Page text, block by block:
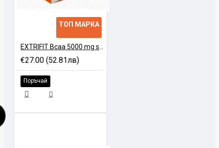
ТОП МАРКА
EXTRIFIT Bcaa 5000 mg shot - 15x90 ml
€27.00 (52.81лв)
Поръчай